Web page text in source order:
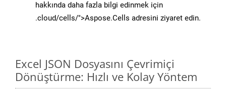
hakkında daha fazla bilgi edinmek için
.cloud/cells/">Aspose.Cells adresini ziyaret edin.
Excel JSON Dosyasını Çevrimiçi
Dönüştürme: Hızlı ve Kolay Yöntem